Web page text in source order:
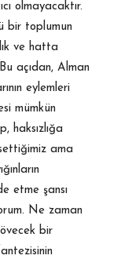
olmayacaktır.
bir toplumun
ve hatta
açıdan, Alman
eylemleri
mümkün
haksızlığa
ama
etme şansı
Ne zaman
bir